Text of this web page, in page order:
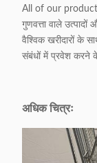
All of our
गुणवत्ता वाले उत्पादों
वैश्विक खरीदारों के
संबंधों में प्रवेश करने
अधिक चित्रः